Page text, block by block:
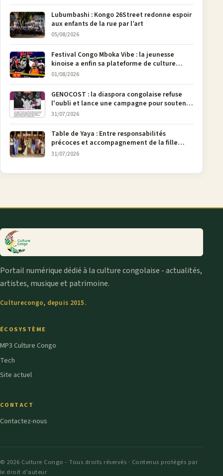
Lubumbashi : Kongo 26Street redonne espoir
aux enfants de la rue par l’art
05/08/2026
Festival Congo Mboka Vibe : la jeunesse
kinoise a enfin sa plateforme de culture
urbaine
01/08/2026
GENOCOST : la diaspora congolaise refuse
l'oubli et lance une campagne pour soutenir
la pétition FONAREV depuis Bruxelles
31/07/2026
Table de Yaya : Entre responsabilités
précoces et accompagnement de la fille
aînée, la diaspora en débat
31/07/2026
Portail numérique dédié à la culture congolaise - actualités,
artistes, musique et patrimoine.
Culturecongo, depuis 2015.
ÉCOSYSTÈME
MP3 Culture Congo
Tech
Site actuel
CONTACT
Contactez-nous
© 2026 Culture Congo - Tous droits réservés · Contenus protégés par
le droit d'auteur